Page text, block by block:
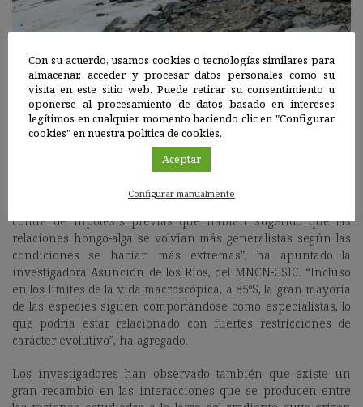
Una sorprendente especialización de los hongos
Estas propiedades incluyen una baja conectividad en las
redes estudiadas y una alta especialización de los hongos por
sus algas. “Esta alta especialización es sorprendente y va en
contra de hipótesis previas que habían sugerido que las
relaciones hongo-alga se volvían más generalistas según las
condiciones se hacían más extremas”, ha apuntado la
investigadora Asunción de los Ríos, del MNCN-CSIC. “Incluso
en los límites de la vida macroscópica, a 85ºS, la gran mayoría
de las especies siguen comportándose como especialistas, lo
que podría estar relacionado con fuertes restricciones de
carácter evolutivo”, ha agregado.
Los investigadores han observado también que existe un
gran recambio en las interacciones que se producen entre
Con su acuerdo, usamos cookies o tecnologías similares para
almacenar, acceder y procesar datos personales como su
visita en este sitio web. Puede retirar su consentimiento u
oponerse al procesamiento de datos basado en intereses
legítimos en cualquier momento haciendo clic en "Configurar
cookies" en nuestra política de cookies.
Aceptar
Configurar manualmente